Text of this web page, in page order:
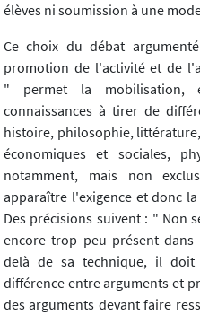
élèves ni soumission à une
Ce choix du débat
promotion de l'activité et de
" permet la mobilisation,
connaissances à tirer de
histoire, philosophie,
économiques et sociales,
notamment, mais non
apparaître l'exigence et donc
Des précisions suivent : " Non
encore trop peu présent dans
delà de sa technique, il
différence entre arguments et
des arguments devant faire